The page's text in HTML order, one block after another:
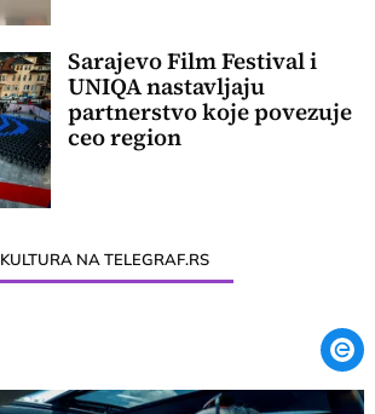
Sarajevo Film Festival i
UNIQA nastavljaju
partnerstvo koje povezuje
ceo region
KULTURA NA TELEGRAF.RS